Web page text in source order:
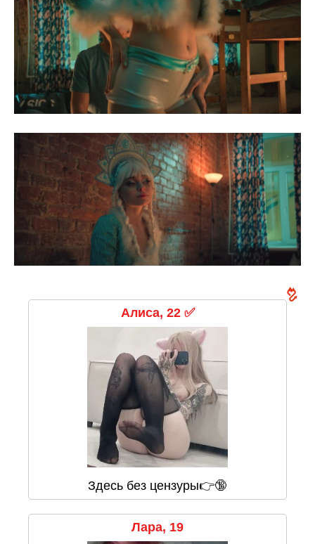
Алиса, 22 ✅
Здесь без цензуры👉🔞
Лара, 19